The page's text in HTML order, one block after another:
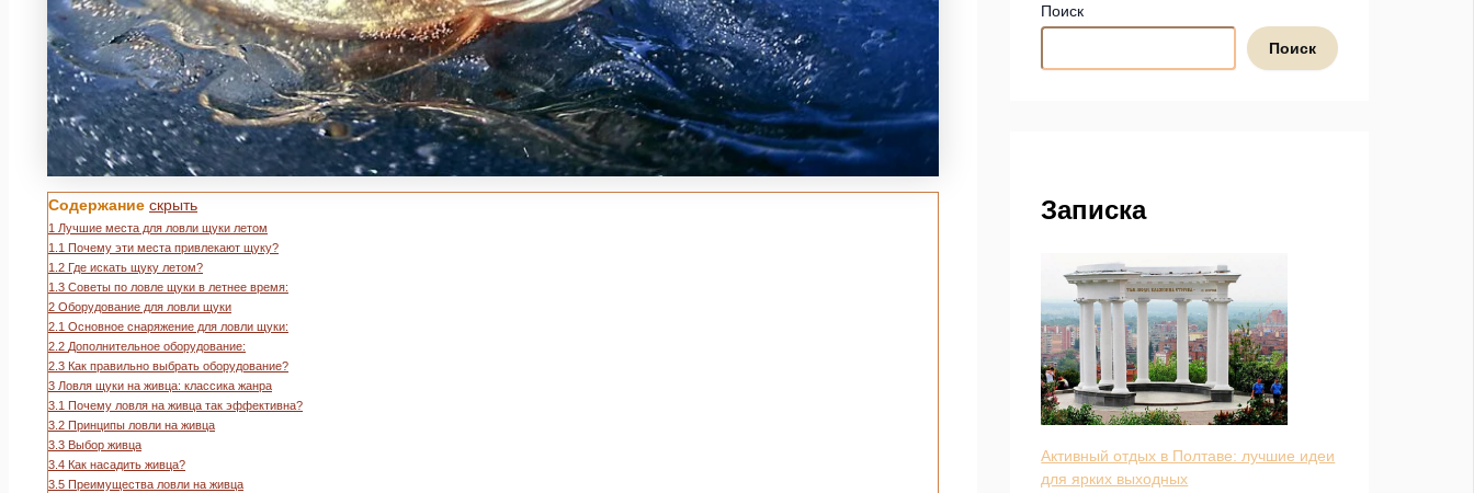
Содержание скрыть
1 Лучшие места для ловли щуки летом
1.1 Почему эти места привлекают щуку?
1.2 Где искать щуку летом?
1.3 Советы по ловле щуки в летнее время:
2 Оборудование для ловли щуки
2.1 Основное снаряжение для ловли щуки:
2.2 Дополнительное оборудование:
2.3 Как правильно выбрать оборудование?
3 Ловля щуки на живца: классика жанра
3.1 Почему ловля на живца так эффективна?
3.2 Принципы ловли на живца
3.3 Выбор живца
3.4 Как насадить живца?
3.5 Преимущества ловли на живца
Поиск
Поиск
Записка
Активный отдых в Полтаве: лучшие идеи
для ярких выходных